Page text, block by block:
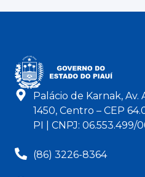
Palácio de Karnak,
1450, Centro – CEP
PI | CNPJ: 06.553.499/
(86) 3226-8364